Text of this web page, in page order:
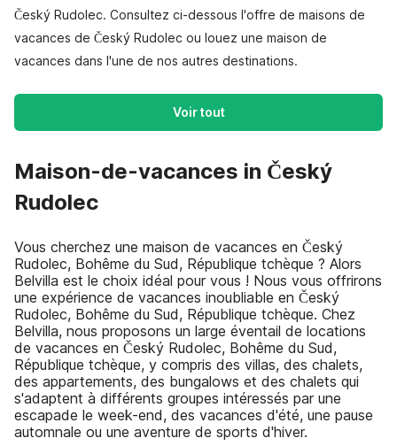
Český Rudolec. Consultez ci-dessous l'offre de maisons de
vacances de Český Rudolec ou louez une maison de
vacances dans l'une de nos autres destinations.
Voir tout
Maison-de-vacances in Český
Rudolec
Vous cherchez une maison de vacances en Český
Rudolec, Bohême du Sud, République tchèque ? Alors
Belvilla est le choix idéal pour vous ! Nous vous offrirons
une expérience de vacances inoubliable en Český
Rudolec, Bohême du Sud, République tchèque. Chez
Belvilla, nous proposons un large éventail de locations
de vacances en Český Rudolec, Bohême du Sud,
République tchèque, y compris des villas, des chalets,
des appartements, des bungalows et des chalets qui
s'adaptent à différents groupes intéressés par une
escapade le week-end, des vacances d'été, une pause
automnale ou une aventure de sports d'hiver.